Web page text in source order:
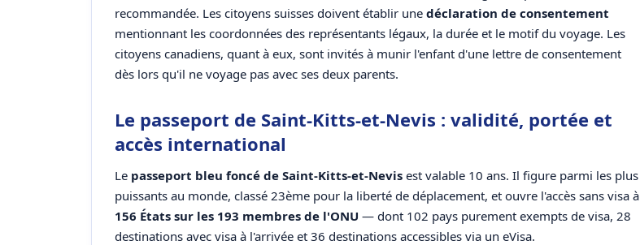
recommandée. Les citoyens suisses doivent établir une déclaration de consentement
mentionnant les coordonnées des représentants légaux, la durée et le motif du voyage. Les
citoyens canadiens, quant à eux, sont invités à munir l'enfant d'une lettre de consentement
dès lors qu'il ne voyage pas avec ses deux parents.
Le passeport de Saint-Kitts-et-Nevis : validité, portée et
accès international
Le passeport bleu foncé de Saint-Kitts-et-Nevis est valable 10 ans. Il figure parmi les plus
puissants au monde, classé 23ème pour la liberté de déplacement, et ouvre l'accès sans visa à
156 États sur les 193 membres de l'ONU — dont 102 pays purement exempts de visa, 28
destinations avec visa à l'arrivée et 36 destinations accessibles via un eVisa.